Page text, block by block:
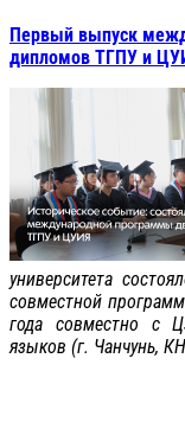
Первый выпуск
дипломов ТГПУ и
университета
совместной
года совместно с
языков (г. Чанчунь,